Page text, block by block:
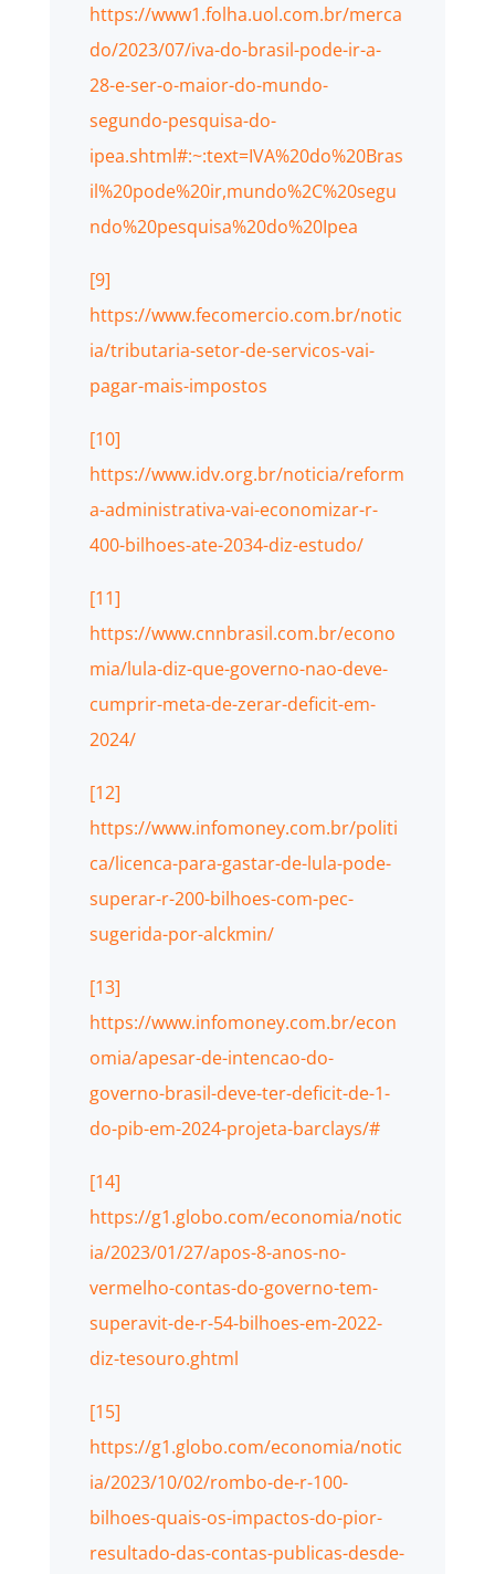
https://www1.folha.uol.com.br/merca
do/2023/07/iva-do-brasil-pode-ir-a-
28-e-ser-o-maior-do-mundo-
segundo-pesquisa-do-
ipea.shtml#:~:text=IVA%20do%20Bras
il%20pode%20ir,mundo%2C%20segu
ndo%20pesquisa%20do%20Ipea
[9]
https://www.fecomercio.com.br/notic
ia/tributaria-setor-de-servicos-vai-
pagar-mais-impostos
[10]
https://www.idv.org.br/noticia/reform
a-administrativa-vai-economizar-r-
400-bilhoes-ate-2034-diz-estudo/
[11]
https://www.cnnbrasil.com.br/econo
mia/lula-diz-que-governo-nao-deve-
cumprir-meta-de-zerar-deficit-em-
2024/
[12]
https://www.infomoney.com.br/politi
ca/licenca-para-gastar-de-lula-pode-
superar-r-200-bilhoes-com-pec-
sugerida-por-alckmin/
[13]
https://www.infomoney.com.br/econ
omia/apesar-de-intencao-do-
governo-brasil-deve-ter-deficit-de-1-
do-pib-em-2024-projeta-barclays/#
[14]
https://g1.globo.com/economia/notic
ia/2023/01/27/apos-8-anos-no-
vermelho-contas-do-governo-tem-
superavit-de-r-54-bilhoes-em-2022-
diz-tesouro.ghtml
[15]
https://g1.globo.com/economia/notic
ia/2023/10/02/rombo-de-r-100-
bilhoes-quais-os-impactos-do-pior-
resultado-das-contas-publicas-desde-